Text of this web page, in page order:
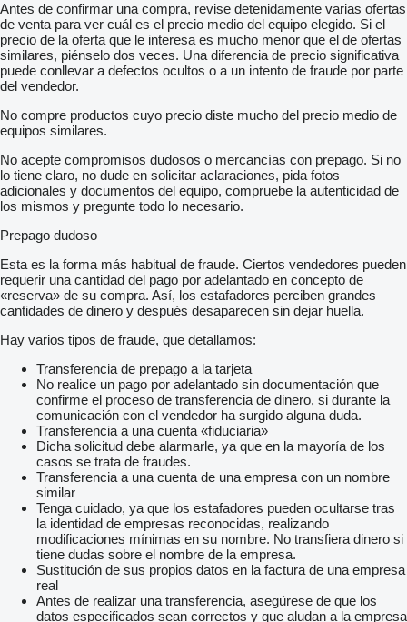
Antes de confirmar una compra, revise detenidamente varias ofertas
de venta para ver cuál es el precio medio del equipo elegido. Si el
precio de la oferta que le interesa es mucho menor que el de ofertas
similares, piénselo dos veces. Una diferencia de precio significativa
puede conllevar a defectos ocultos o a un intento de fraude por parte
del vendedor.
No compre productos cuyo precio diste mucho del precio medio de
equipos similares.
No acepte compromisos dudosos o mercancías con prepago. Si no
lo tiene claro, no dude en solicitar aclaraciones, pida fotos
adicionales y documentos del equipo, compruebe la autenticidad de
los mismos y pregunte todo lo necesario.
Prepago dudoso
Esta es la forma más habitual de fraude. Ciertos vendedores pueden
requerir una cantidad del pago por adelantado en concepto de
«reserva» de su compra. Así, los estafadores perciben grandes
cantidades de dinero y después desaparecen sin dejar huella.
Hay varios tipos de fraude, que detallamos:
Transferencia de prepago a la tarjeta
No realice un pago por adelantado sin documentación que
confirme el proceso de transferencia de dinero, si durante la
comunicación con el vendedor ha surgido alguna duda.
Transferencia a una cuenta «fiduciaria»
Dicha solicitud debe alarmarle, ya que en la mayoría de los
casos se trata de fraudes.
Transferencia a una cuenta de una empresa con un nombre
similar
Tenga cuidado, ya que los estafadores pueden ocultarse tras
la identidad de empresas reconocidas, realizando
modificaciones mínimas en su nombre. No transfiera dinero si
tiene dudas sobre el nombre de la empresa.
Sustitución de sus propios datos en la factura de una empresa
real
Antes de realizar una transferencia, asegúrese de que los
datos especificados sean correctos y que aludan a la empresa